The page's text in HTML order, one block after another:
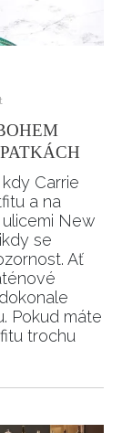
Carrie
a na
New
se
Ať
Pokud máte
trochu